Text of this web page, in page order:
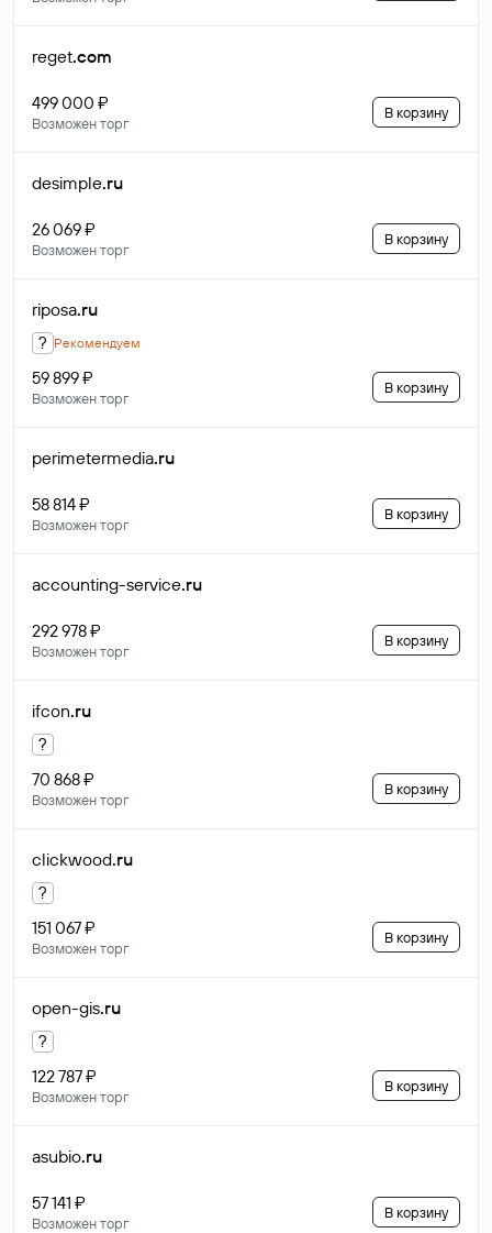
reget.com
499 000 ₽
Возможен торг
В корзину
desimple.ru
26 069 ₽
Возможен торг
В корзину
riposa.ru
? Рекомендуем
59 899 ₽
Возможен торг
В корзину
perimetermedia.ru
58 814 ₽
Возможен торг
В корзину
accounting-service.ru
292 978 ₽
Возможен торг
В корзину
ifcon.ru
?
70 868 ₽
Возможен торг
В корзину
clickwood.ru
?
151 067 ₽
Возможен торг
В корзину
open-gis.ru
?
122 787 ₽
Возможен торг
В корзину
asubio.ru
57 141 ₽
Возможен торг
В корзину